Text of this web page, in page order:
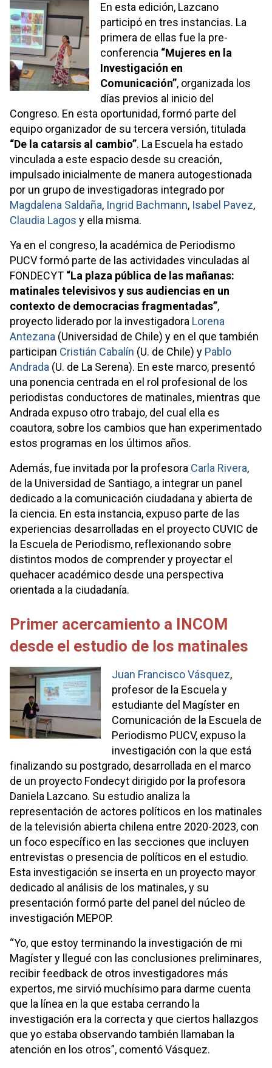
En esta edición, Lazcano
participó en tres instancias. La
primera de ellas fue la pre-
conferencia “Mujeres en la
Investigación en
Comunicación”, organizada los
días previos al inicio del
Congreso. En esta oportunidad, formó parte del
equipo organizador de su tercera versión, titulada
“De la catarsis al cambio”. La Escuela ha estado
vinculada a este espacio desde su creación,
impulsado inicialmente de manera autogestionada
por un grupo de investigadoras integrado por
Magdalena Saldaña, Ingrid Bachmann, Isabel Pavez,
Claudia Lagos y ella misma.
Ya en el congreso, la académica de Periodismo
PUCV formó parte de las actividades vinculadas al
FONDECYT “La plaza pública de las mañanas:
matinales televisivos y sus audiencias en un
contexto de democracias fragmentadas”,
proyecto liderado por la investigadora Lorena
Antezana (Universidad de Chile) y en el que también
participan Cristián Cabalín (U. de Chile) y Pablo
Andrada (U. de La Serena). En este marco, presentó
una ponencia centrada en el rol profesional de los
periodistas conductores de matinales, mientras que
Andrada expuso otro trabajo, del cual ella es
coautora, sobre los cambios que han experimentado
estos programas en los últimos años.
Además, fue invitada por la profesora Carla Rivera,
de la Universidad de Santiago, a integrar un panel
dedicado a la comunicación ciudadana y abierta de
la ciencia. En esta instancia, expuso parte de las
experiencias desarrolladas en el proyecto CUVIC de
la Escuela de Periodismo, reflexionando sobre
distintos modos de comprender y proyectar el
quehacer académico desde una perspectiva
orientada a la ciudadanía.
Primer acercamiento a INCOM
desde el estudio de los matinales
Juan Francisco Vásquez,
profesor de la Escuela y
estudiante del Magíster en
Comunicación de la Escuela de
Periodismo PUCV, expuso la
investigación con la que está
finalizando su postgrado, desarrollada en el marco
de un proyecto Fondecyt dirigido por la profesora
Daniela Lazcano. Su estudio analiza la
representación de actores políticos en los matinales
de la televisión abierta chilena entre 2020-2023, con
un foco específico en las secciones que incluyen
entrevistas o presencia de políticos en el estudio.
Esta investigación se inserta en un proyecto mayor
dedicado al análisis de los matinales, y su
presentación formó parte del panel del núcleo de
investigación MEPOP.
“Yo, que estoy terminando la investigación de mi
Magíster y llegué con las conclusiones preliminares,
recibir feedback de otros investigadores más
expertos, me sirvió muchísimo para darme cuenta
que la línea en la que estaba cerrando la
investigación era la correcta y que ciertos hallazgos
que yo estaba observando también llamaban la
atención en los otros”, comentó Vásquez.